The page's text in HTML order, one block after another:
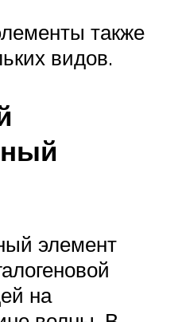
также
видов.
элемент
на